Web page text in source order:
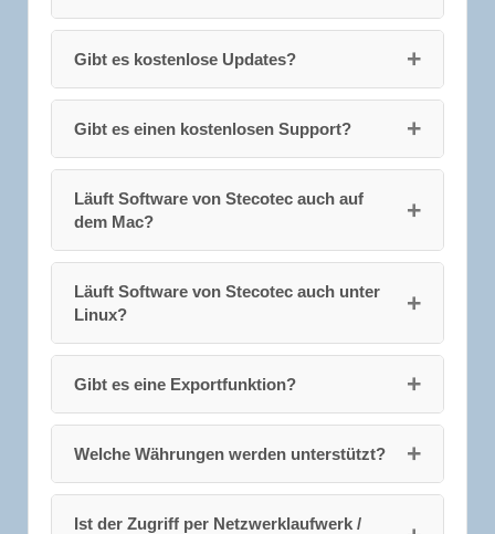
Gibt es kostenlose Updates?
Gibt es einen kostenlosen Support?
Läuft Software von Stecotec auch auf
dem Mac?
Läuft Software von Stecotec auch unter
Linux?
Gibt es eine Exportfunktion?
Welche Währungen werden unterstützt?
Ist der Zugriff per Netzwerklaufwerk /